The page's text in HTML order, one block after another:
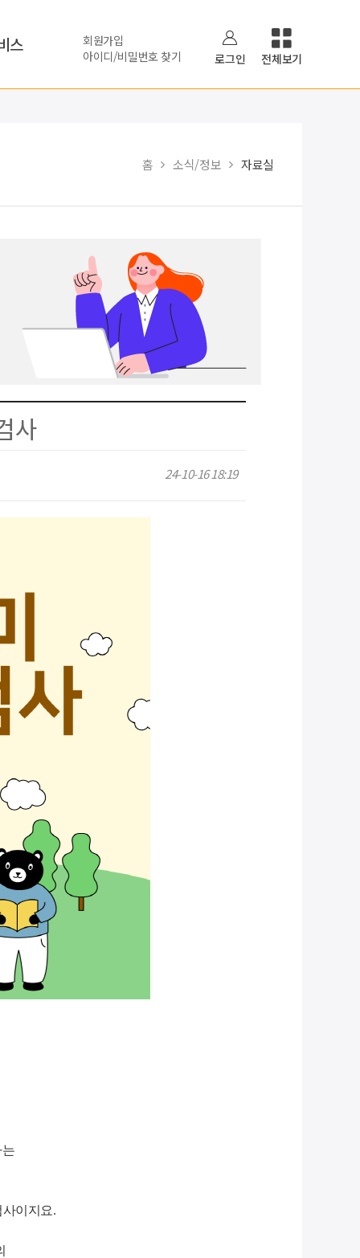
스
회원가입
아이디/비밀번호 찾기
로그인 전체보기
홈 소식/정보 자료실
사
24-10-16 18:19
는
사이지요.